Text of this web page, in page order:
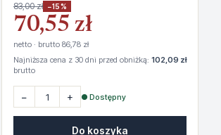
83,00 zł −15%
70,55 zł
netto · brutto 86,78 zł
Najniższa cena z 30 dni przed obniżką: 102,09 zł
brutto
− + ● Dostępny
Do koszyka